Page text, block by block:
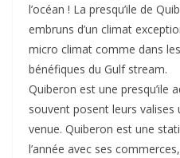
l’océan ! La presqu’ile de
embruns d’un climat
micro climat comme dans
bénéfiques du Gulf stream.
Quiberon est une presqu’ile
souvent posent leurs valises
venue. Quiberon est une
l’année avec ses